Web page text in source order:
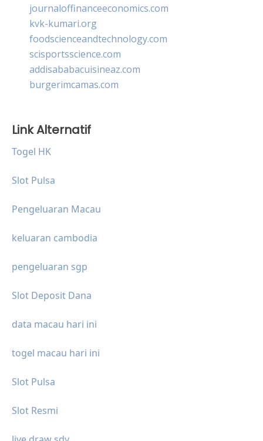
journaloffinanceeconomics.com
kvk-kumari.org
foodscienceandtechnology.com
scisportsscience.com
addisababacuisineaz.com
burgerimcamas.com
Link Alternatif
Togel HK
Slot Pulsa
Pengeluaran Macau
keluaran cambodia
pengeluaran sgp
Slot Deposit Dana
data macau hari ini
togel macau hari ini
Slot Pulsa
Slot Resmi